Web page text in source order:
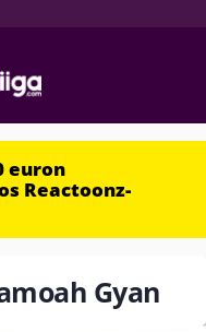
euron
Reactoonz-
Gyan